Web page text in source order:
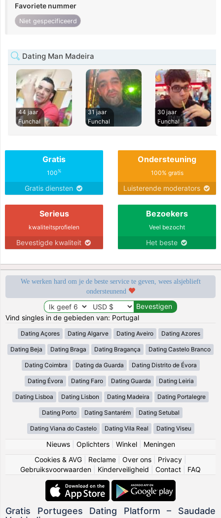
Favoriete nummer
Niet gespecificeerd
Dating Man Madeira
44 jaar
Funchal
31 jaar
Funchal
30 jaar
Funchal
Gratis
100%
Gratis diensten
Ondersteuning
100% gratis
Luisterende moderators
Serieus
kwaliteitsprofielen
Bevestigde kwaliteit
Bezoekers
Veel bezocht
Het beste
We werken hard om je de beste service te geven, wees alsjeblieft
ondersteunend
Vind singles in de gebieden van: Portugal
Dating Açores Dating Algarve Dating Aveiro Dating Azores
Dating Beja Dating Braga Dating Bragança Dating Castelo Branco
Dating Coimbra Dating da Guarda Dating Distrito de Évora
Dating Évora Dating Faro Dating Guarda Dating Leiria
Dating Lisboa Dating Lisbon Dating Madeira Dating Portalegre
Dating Porto Dating Santarém Dating Setubal
Dating Viana do Castelo Dating Vila Real Dating Viseu
Nieuws| Oplichters| Winkel| Meningen
Cookies & AVG
Reclame Over ons Privacy
Gebruiksvoorwaarden
Kinderveiligheid Contact FAQ
Gratis Portugees Dating Platform – Saudade